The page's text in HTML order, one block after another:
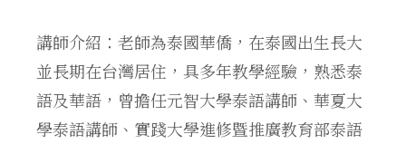
講師介紹：老師為泰國華僑，在泰國出生長大
並長期在台灣居住，具多年教學經驗，熟悉泰
語及華語，曾擔任元智大學泰語講師、華夏大
學泰語講師、實踐大學進修暨推廣教育部泰語